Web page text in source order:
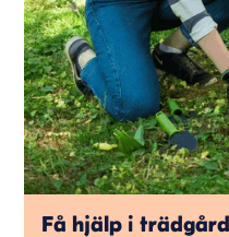
Få hjälp i